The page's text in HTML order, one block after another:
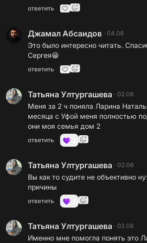
ответить
Джамал Абсаидов · 04.06
Это было интересно читать.
Сергея😁
ответить
Татьяна Ултургашева · 02.06
Меня за 2 ч поняла Ларина
месяца с Уфой меня полностью
они моя семья дом 2
ответить
Татьяна Ултургашева · 02.06
Вы как то судите не объективно
причины
ответить
Татьяна Ултургашева · 02.06
Именно мне помогла понять это